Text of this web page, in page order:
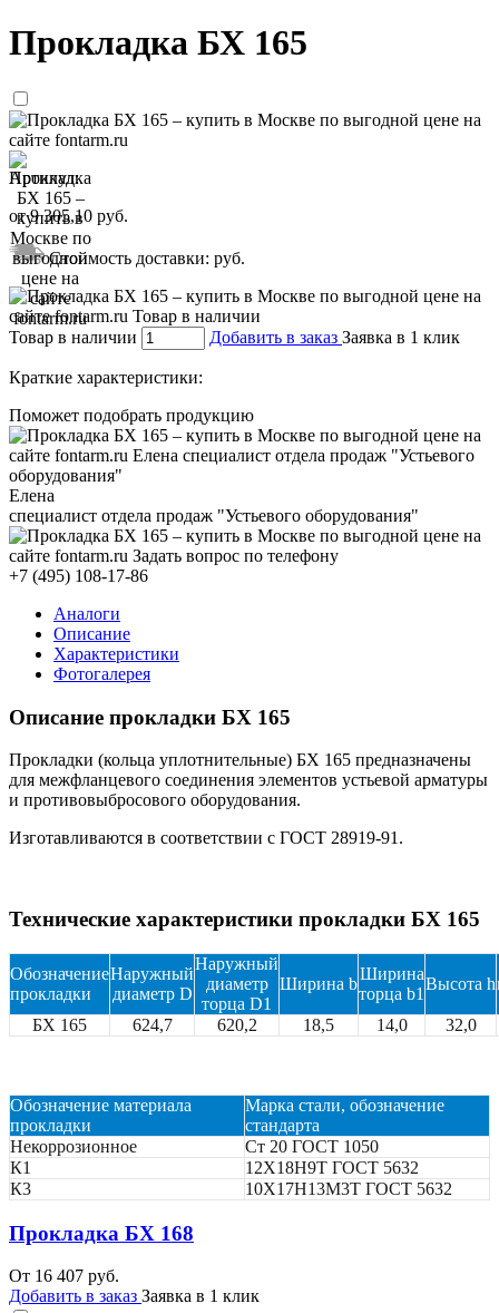
Прокладка БХ 165
Артикул:
от9 305,10 руб.
Стоимость доставки: руб.
Товар в наличии Добавить в заказ Заявка в 1 клик
Краткие характеристики:
Поможет подобрать продукцию
Елена
специалист отдела продаж "Устьевого оборудования"
+7 (495) 108-17-86
Аналоги
Описание
Характеристики
Фотогалерея
Описание прокладки БХ 165
Прокладки (кольца уплотнительные) БХ 165 предназначены
для межфланцевого соединения элементов устьевой арматуры
и противовыбросового оборудования.
Изготавливаются в соответствии с ГОСТ 28919-91.
Технические характеристики прокладки БХ 165
Обозначение
прокладки
Наружный
диаметр D
Наружный
диаметр
торца D1
Ширина b
Ширина
торца b1
Высота h
БХ 165 624,7 620,2 18,5 14,0 32,0
Обозначение материала
прокладки
Марка стали, обозначение
стандарта
Некоррозионное
Ст 20 ГОСТ 1050
К1
12Х18Н9Т ГОСТ 5632
К3
10Х17Н13М3Т ГОСТ 5632
Прокладка БХ 168
От 16 407 руб.
Добавить в заказ Заявка в 1 клик